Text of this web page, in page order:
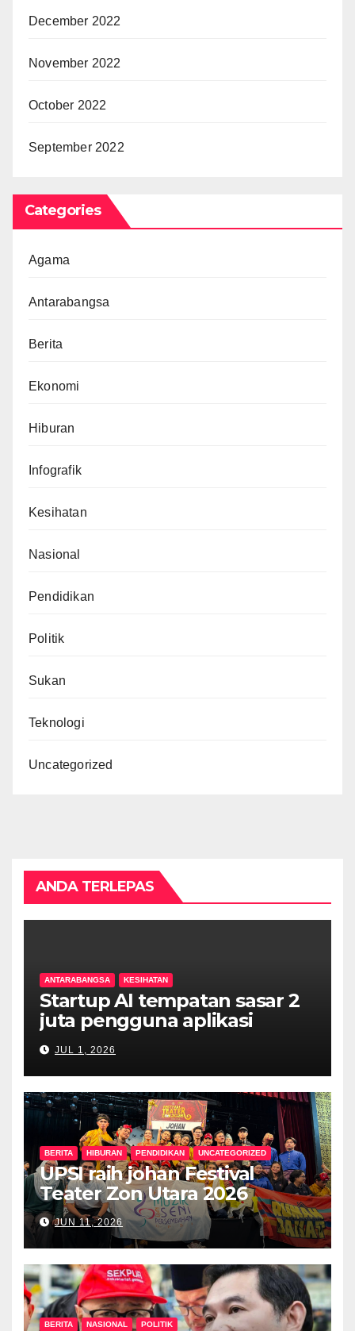
December 2022
November 2022
October 2022
September 2022
Categories
Agama
Antarabangsa
Berita
Ekonomi
Hiburan
Infografik
Kesihatan
Nasional
Pendidikan
Politik
Sukan
Teknologi
Uncategorized
ANDA TERLEPAS
ANTARABANGSA KESIHATAN
Startup AI tempatan sasar 2
juta pengguna aplikasi
kesihatan digital MyMedix
dalam tempoh setahun
JUL 1, 2026
BERITA HIBURAN PENDIDIKAN UNCATEGORIZED
UPSI raih johan Festival
Teater Zon Utara 2026
JUN 11, 2026
BERITA NASIONAL POLITIK